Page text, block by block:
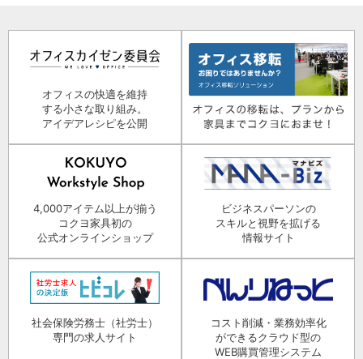
オフィスの快適を維持
する小さな取り組み。
アイデアレシピを公開
4,000アイテム以上が揃う
コクヨ家具初の
公式オンラインショップ
ビジネスパーソンの
スキルと視野を拡げる
情報サイト
社会保険労務士（社労士）
専門の求人サイト
コスト削減・業務効率化
ができるクラウド型の
WEB購買管理システム